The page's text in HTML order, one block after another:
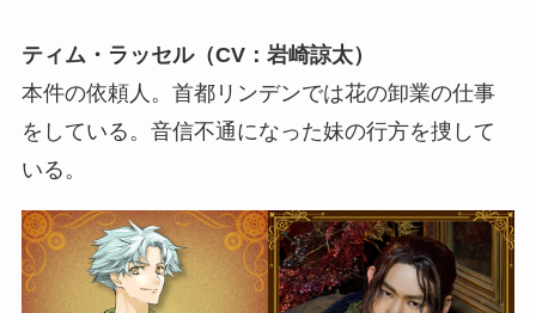
ティム・ラッセル（CV：岩崎諒太）
本件の依頼人。首都リンデンでは花の卸業の仕事
をしている。音信不通になった妹の行方を捜して
いる。